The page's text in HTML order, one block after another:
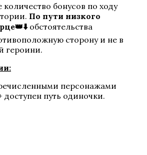
бонусов по ходу
По пути низкого
обстоятельства
сторону и не в
героини.
персонажами
путь одиночки.